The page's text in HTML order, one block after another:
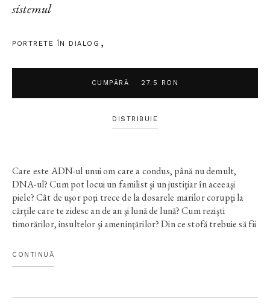
sistemul
PORTRETE ÎN DIALOG
DISTRIBUIE
CUMPĂRĂ 27.5 RON
Care este ADN-ul unui om care a condus, până nu demult,
DNA-ul? Cum pot locui un familist şi un justiţiar în aceeaşi
piele? Cât de uşor poţi trece de la dosarele marilor corupţi la
cărţile care te zidesc an de an şi lună de lună? Cum rezişti
timorărilor, insultelor şi ameninţărilor? Din ce stofă trebuie să fii
urma urmelor, preţul adevărului? Iscoditor şi temeinic, cu
temele mereu făcute, jurnalistul Dan Tăpălagă îl provoacă pe
CONTINUĂ